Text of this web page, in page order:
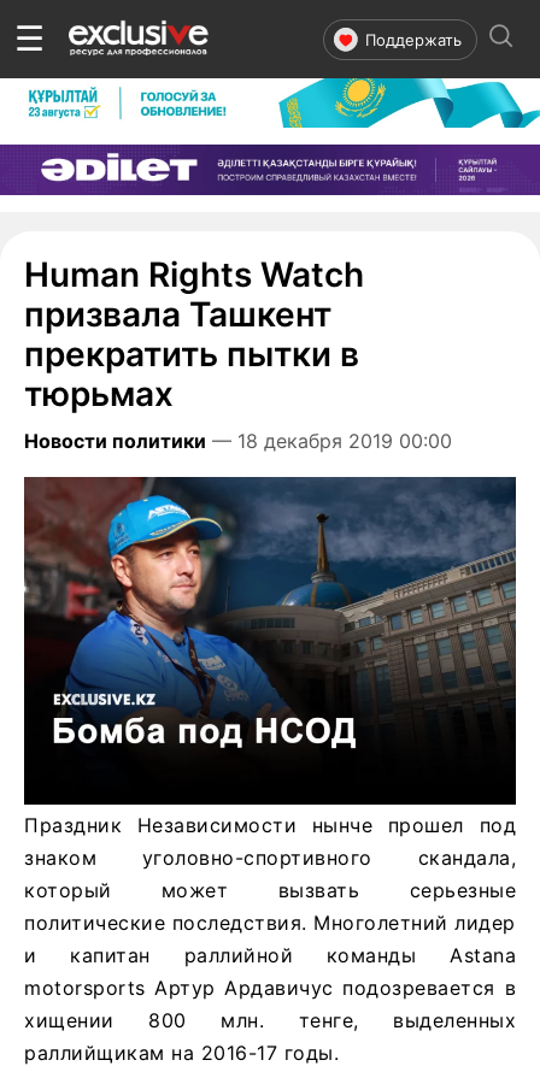
☰ Поддержать
Human Rights Watch
призвала Ташкент
прекратить пытки в
тюрьмах
Новости политики — 18 декабря 2019 00:00
Праздник Независимости нынче прошел под
знаком уголовно-спортивного скандала,
который может вызвать серьезные
политические последствия. Многолетний лидер
и капитан раллийной команды Astana
motorsports Артур Ардавичус подозревается в
хищении 800 млн. тенге, выделенных
раллийщикам на 2016-17 годы.